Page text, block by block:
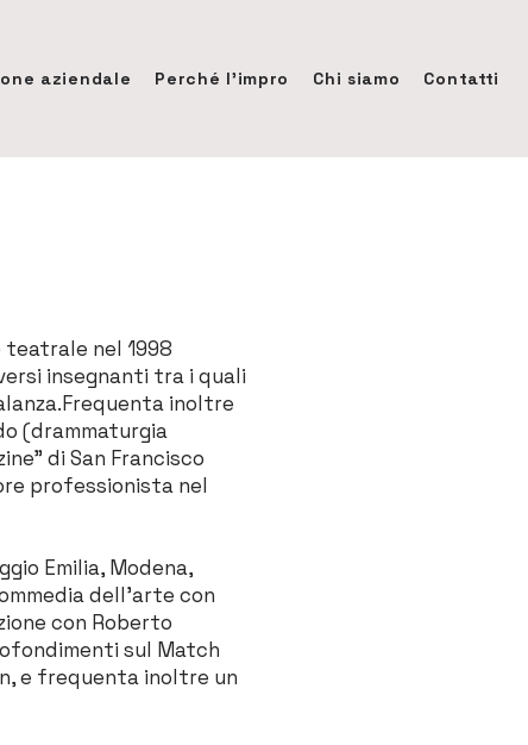
aziendale Perché l'impro Chi siamo Contatti
teatrale nel 1998
insegnanti tra i quali
inoltre
(drammaturgia
di San Francisco
professionista nel
Emilia, Modena,
dell'arte con
con Roberto
sul Match
e frequenta inoltre un